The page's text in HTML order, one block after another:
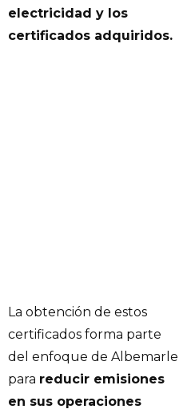
electricidad y los
certificados adquiridos.
La obtención de estos
certificados forma parte
del enfoque de Albemarle
para reducir emisiones
en sus operaciones